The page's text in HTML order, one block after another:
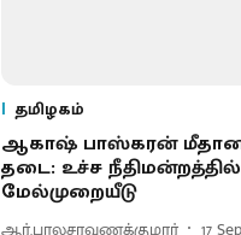
தமிழகம்
ஆகாஷ் பாஸ்கரன் மீதான
தடை: உச்ச
மேல்முறையீடு
ஆர்.பாலசரவணக்குமார் 17